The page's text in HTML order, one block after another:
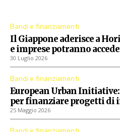
Bandi e finanziamenti
Il Giappone aderisce a
e imprese potranno
30 Luglio 2026
Bandi e finanziamenti
European Urban
per finanziare progetti di
25 Maggio 2026